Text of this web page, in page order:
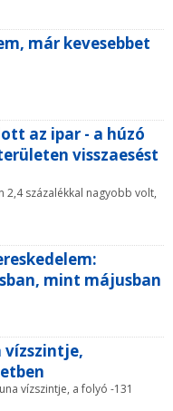
már kevesebbet
az ipar - a húzó
visszaesést
2,4 százalékkal nagyobb volt,
mint májusban
vízszintje,
vízszintje, a folyó -131